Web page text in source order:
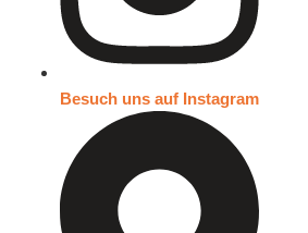
Besuch uns auf Instagram